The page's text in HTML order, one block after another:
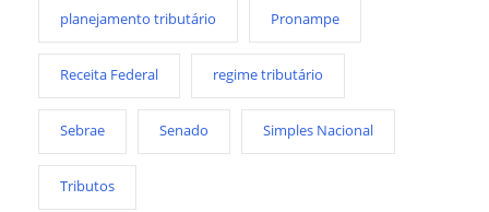
planejamento tributário Pronampe
Receita Federal regime tributário
Sebrae Senado Simples Nacional
Tributos